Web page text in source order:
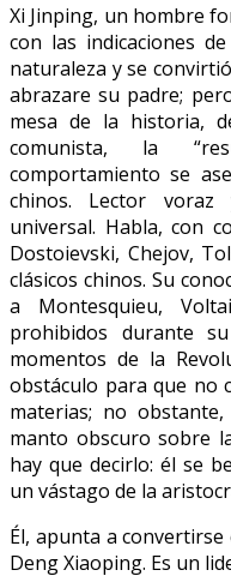
Xi Jinping, un hombre
con las indicaciones
naturaleza y se
abrazare su padre;
mesa de la historia,
comunista, la
comportamiento se
chinos. Lector
universal. Habla, con
Dostoievski, Chejov,
clásicos chinos. Su
a Montesquieu,
prohibidos durante
momentos de la
obstáculo para que no
materias; no
manto obscuro sobre
hay que decirlo: él se
un vástago de la
Él, apunta a
Deng Xiaoping. Es un